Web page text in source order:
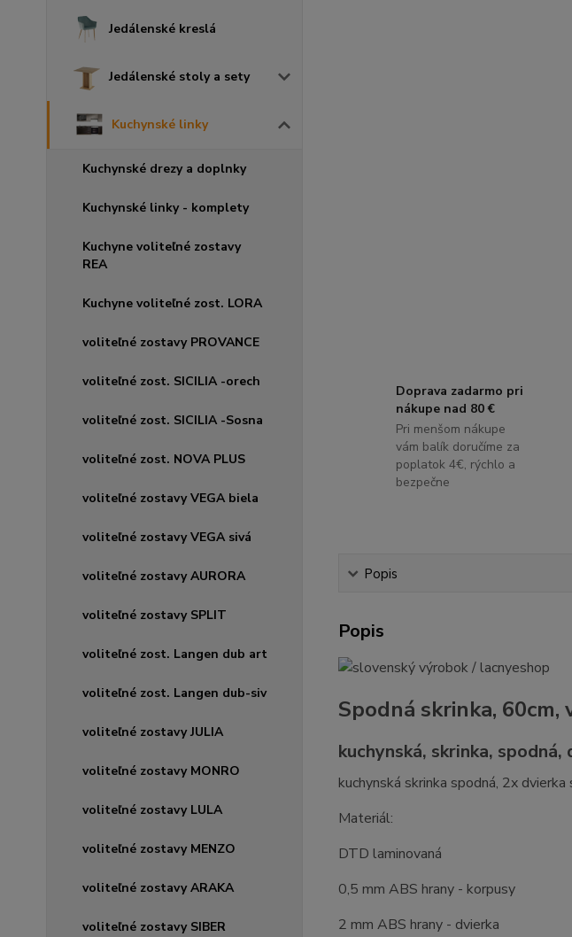
Jedálenské kreslá
Jedálenské stoly a sety
Kuchynské linky
Kuchynské drezy a doplnky
Kuchynské linky - komplety
Kuchyne voliteľné zostavy
REA
Kuchyne voliteľné zost. LORA
voliteľné zostavy PROVANCE
voliteľné zost. SICILIA -orech
voliteľné zost. SICILIA -Sosna
voliteľné zost. NOVA PLUS
voliteľné zostavy VEGA biela
voliteľné zostavy VEGA sivá
voliteľné zostavy AURORA
voliteľné zostavy SPLIT
voliteľné zost. Langen dub art
voliteľné zost. Langen dub-siv
voliteľné zostavy JULIA
voliteľné zostavy MONRO
voliteľné zostavy LULA
voliteľné zostavy MENZO
voliteľné zostavy ARAKA
voliteľné zostavy SIBER
Doprava zadarmo pri
nákupe nad 80 €
Pri menšom nákupe
vám balík doručíme za
poplatok 4€, rýchlo a
bezpečne
Popis
Popis
Spodná skrinka, 60cm,
kuchynská, skrinka,
kuchynská skrinka spodná, 2x
Materiál:
DTD laminovaná
0,5 mm ABS hrany - korpusy
2 mm ABS hrany - dvierka